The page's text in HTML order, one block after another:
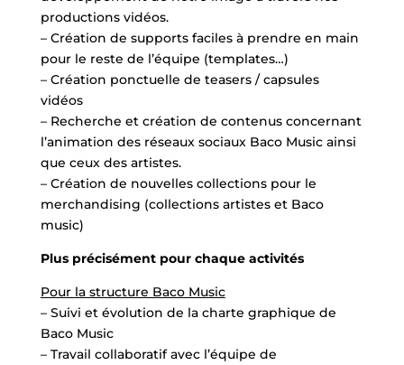
productions vidéos.
– Création de supports faciles à prendre en main
pour le reste de l’équipe (templates…)
– Création ponctuelle de teasers / capsules
vidéos
– Recherche et création de contenus concernant
l’animation des réseaux sociaux Baco Music ainsi
que ceux des artistes.
– Création de nouvelles collections pour le
merchandising (collections artistes et Baco
music)
Plus précisément pour chaque activités
Pour la structure Baco Music
– Suivi et évolution de la charte graphique de
Baco Music
– Travail collaboratif avec l’équipe de